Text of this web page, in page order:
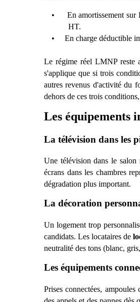
• En amortissement
HT.
•
En charge déductible
Le régime réel LMNP reste
s'applique que si trois
autres revenus d'activité du
dehors de ces trois
Les équipements
La télévision dans les
Une télévision dans le salon
écrans dans les chambres
dégradation plus important.
La décoration
Un logement trop
candidats. Les locataires de
neutralité des tons (blanc,
Les équipements
Prises connectées, ampoules